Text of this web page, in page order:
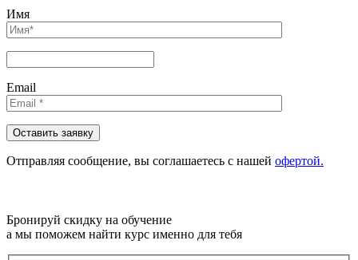
Имя
Email
Отправляя сообщениe, вы соглашаетесь с нашей офертой.
Бронируй скидку на обучение
а мы поможем найти курс именно для тебя